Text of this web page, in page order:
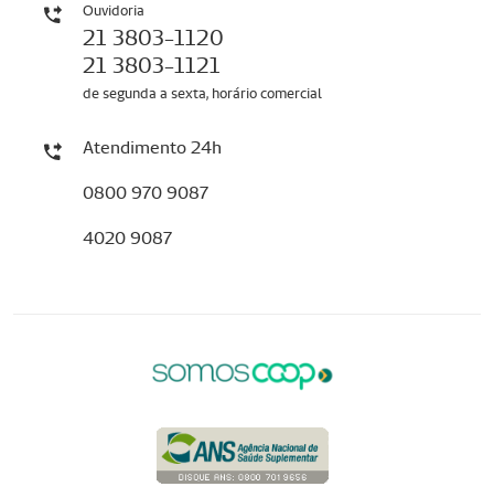
Ouvidoria
21 3803-1120
21 3803-1121
de segunda a sexta, horário comercial
Atendimento 24h
0800 970 9087
4020 9087